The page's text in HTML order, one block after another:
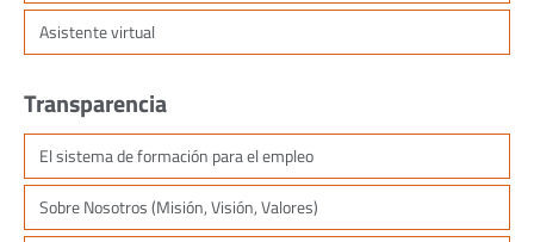
Asistente virtual
Transparencia
El sistema de formación para el empleo
Sobre Nosotros (Misión, Visión, Valores)